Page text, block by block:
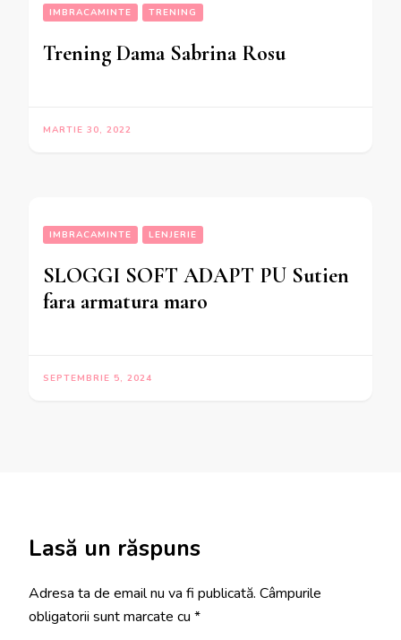
IMBRACAMINTE TRENING
Trening Dama Sabrina Rosu
MARTIE 30, 2022
IMBRACAMINTE LENJERIE
SLOGGI SOFT ADAPT PU Sutien
fara armatura maro
SEPTEMBRIE 5, 2024
Lasă un răspuns
Adresa ta de email nu va fi publicată. Câmpurile
obligatorii sunt marcate cu *